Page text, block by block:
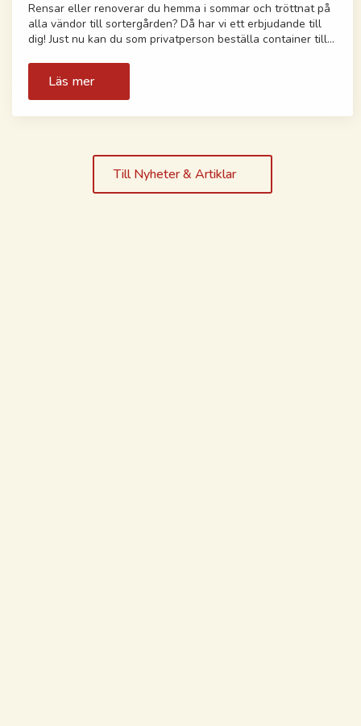
Rensar eller renoverar du hemma i sommar och tröttnat på
alla vändor till sortergården? Då har vi ett erbjudande till
dig! Just nu kan du som privatperson beställa container till…
Läs mer
Till Nyheter & Artiklar